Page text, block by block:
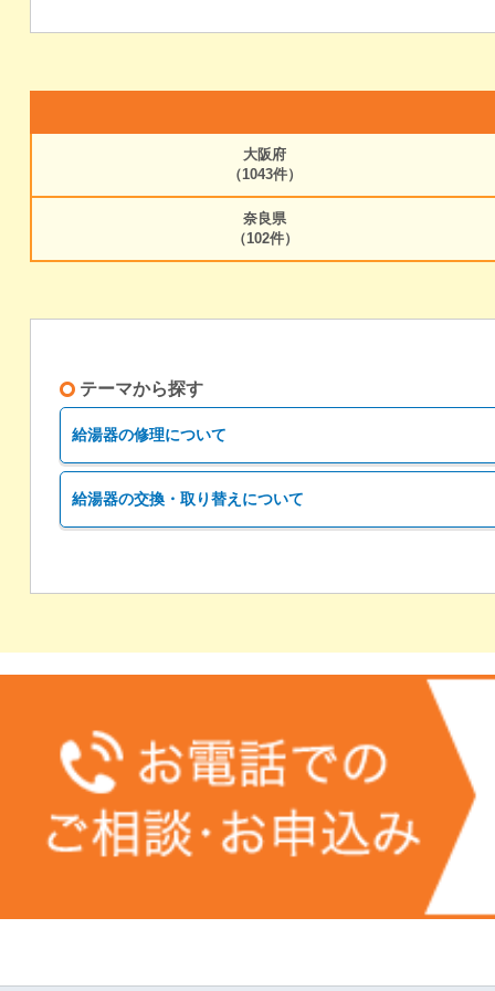
大阪府
（1043件）
奈良県
（102件）
テーマから探す
給湯器の修理について
給湯器の交換・取り替えについて